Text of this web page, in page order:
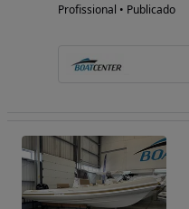
Profissional • Publicado